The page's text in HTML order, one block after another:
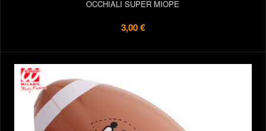
OCCHIALI SUPER MIOPE
3,00 €